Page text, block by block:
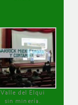
Valle del Elqui
sin minería.